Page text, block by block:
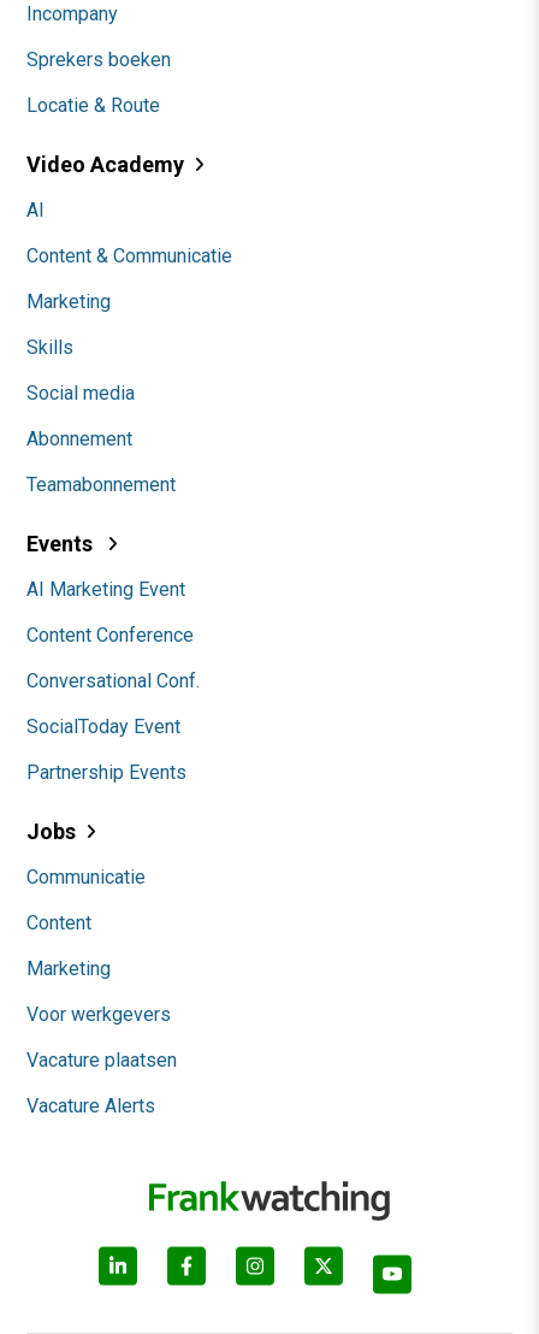
Incompany
Sprekers boeken
Locatie & Route
Video Academy
AI
Content & Communicatie
Marketing
Skills
Social media
Abonnement
Teamabonnement
Events
AI Marketing Event
Content Conference
Conversational Conf.
SocialToday Event
Partnership Events
Jobs
Communicatie
Content
Marketing
Voor werkgevers
Vacature plaatsen
Vacature Alerts